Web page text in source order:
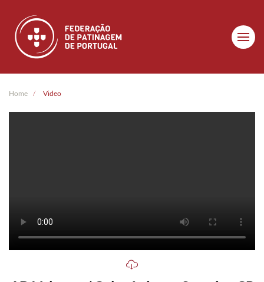
Skip to main content
Home Video